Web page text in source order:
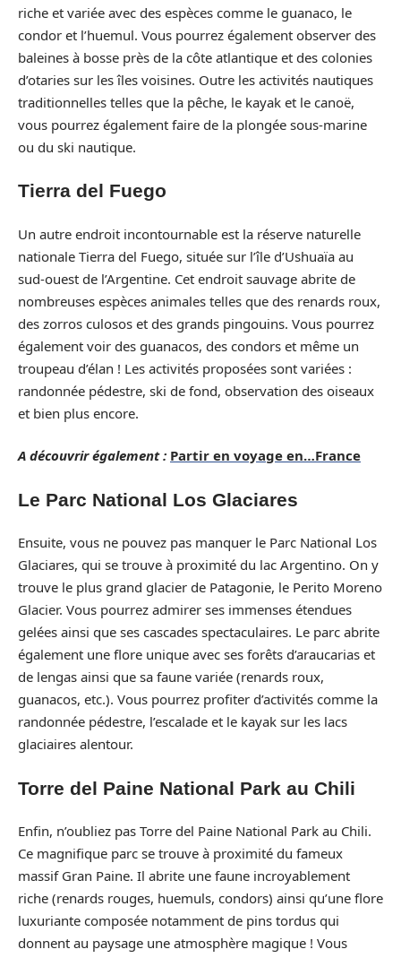
riche et variée avec des espèces comme le guanaco, le
condor et l’huemul. Vous pourrez également observer des
baleines à bosse près de la côte atlantique et des colonies
d’otaries sur les îles voisines. Outre les activités nautiques
traditionnelles telles que la pêche, le kayak et le canoë,
vous pourrez également faire de la plongée sous-marine
ou du ski nautique.
Tierra del Fuego
Un autre endroit incontournable est la réserve naturelle
nationale Tierra del Fuego, située sur l’île d’Ushuaïa au
sud-ouest de l’Argentine. Cet endroit sauvage abrite de
nombreuses espèces animales telles que des renards roux,
des zorros culosos et des grands pingouins. Vous pourrez
également voir des guanacos, des condors et même un
troupeau d’élan ! Les activités proposées sont variées :
randonnée pédestre, ski de fond, observation des oiseaux
et bien plus encore.
A découvrir également : Partir en voyage en…France
Le Parc National Los Glaciares
Ensuite, vous ne pouvez pas manquer le Parc National Los
Glaciares, qui se trouve à proximité du lac Argentino. On y
trouve le plus grand glacier de Patagonie, le Perito Moreno
Glacier. Vous pourrez admirer ses immenses étendues
gelées ainsi que ses cascades spectaculaires. Le parc abrite
également une flore unique avec ses forêts d’araucarias et
de lengas ainsi que sa faune variée (renards roux,
guanacos, etc.). Vous pourrez profiter d’activités comme la
randonnée pédestre, l’escalade et le kayak sur les lacs
glaciaires alentour.
Torre del Paine National Park au Chili
Enfin, n’oubliez pas Torre del Paine National Park au Chili.
Ce magnifique parc se trouve à proximité du fameux
massif Gran Paine. Il abrite une faune incroyablement
riche (renards rouges, huemuls, condors) ainsi qu’une flore
luxuriante composée notamment de pins tordus qui
donnent au paysage une atmosphère magique ! Vous